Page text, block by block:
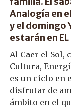
Analogía en
y el domingo
estarán en
Al Caer el Sol,
Cultura,
es un ciclo en
disfrutar de
ámbito en el